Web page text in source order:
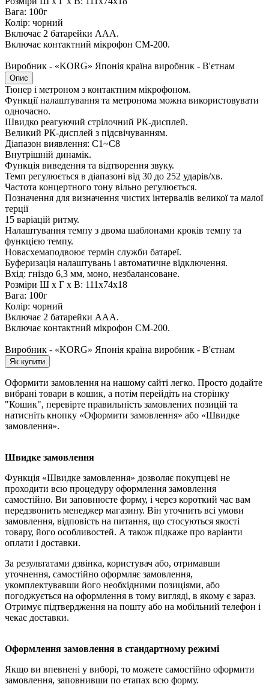
Вага: 100г
Колір: чорний
Включає 2 батарейки ААА.
Включає контактний мікрофон CM-200.
Виробник - «KORG» Японія країна виробник - В'єтнам
Опис
Тюнер і метроном з контактним мікрофоном.
Функції налаштування та метронома можна використовувати
одночасно.
Швидко реагуючий стрілочний РК-дисплей.
Великий РК-дисплей з підсвічуванням.
Діапазон виявлення: C1~C8
Внутрішній динамік.
Функція виведення та відтворення звуку.
Темп регулюється в діапазоні від 30 до 252 ударів/хв.
Частота концертного тону вільно регулюється.
Позначення для визначення чистих інтервалів великої та малої
терції
15 варіацій ритму.
Налаштування темпу з двома шаблонами кроків темпу та
функцією темпу.
Новасхемаподвоює термін служби батареї.
Буферизація налаштувань і автоматичне відключення.
Вхід: гніздо 6,3 мм, моно, незбалансоване.
Розміри Ш х Г х В: 111x74x18
Вага: 100г
Колір: чорний
Включає 2 батарейки ААА.
Включає контактний мікрофон CM-200.
Виробник - «KORG» Японія країна виробник - В'єтнам
Як купити
Оформити замовлення на нашому сайті легко. Просто додайте
вибрані товари в кошик, а потім перейдіть на сторінку
"Кошик", перевірте правильність замовлених позицій та
натисніть кнопку «Оформити замовлення» або «Швидке
замовлення».
Швидке замовлення
Функція «Швидке замовлення» дозволяє покупцеві не
проходити всю процедуру оформлення замовлення
самостійно. Ви заповнюєте форму, і через короткий час вам
передзвонить менеджер магазину. Він уточнить всі умови
замовлення, відповість на питання, що стосуються якості
товару, його особливостей. А також підкаже про варіанти
оплати і доставки.
За результатами дзвінка, користувач або, отримавши
уточнення, самостійно оформляє замовлення,
укомплектувавши його необхідними позиціями, або
погоджується на оформлення в тому вигляді, в якому є зараз.
Отримує підтвердження на пошту або на мобільний телефон і
чекає доставки.
Оформлення замовлення в стандартному режимі
Якщо ви впевнені у виборі, то можете самостійно оформити
замовлення, заповнивши по етапах всю форму.